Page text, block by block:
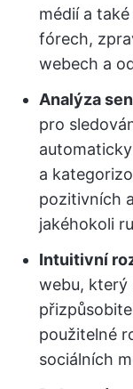
médií a
fórech,
webech a
Analýza
pro
a
pozitivních
jakéhokoli
Intuitivní
webu, který
použitelné
sociálních